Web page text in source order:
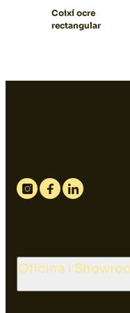
Coixí ocre
rectangular
Instagram
FacebookLinkedin
Oficina i